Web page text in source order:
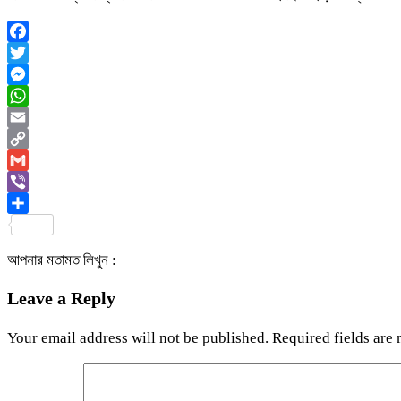
Facebook
Twitter
Messenger
WhatsApp
Email
Copy
Link
Gmail
Viber
আপনার মতামত লিখুন :
Leave a Reply
Your email address will not be published. Required fields are